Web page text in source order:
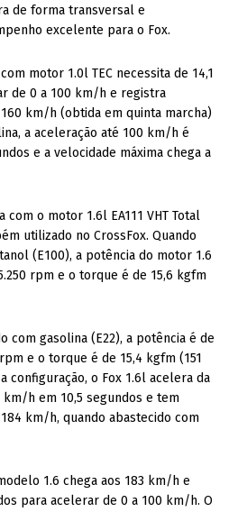
de forma transversal e
excelente para o Fox.
motor 1.0l TEC necessita de 14,1
de 0 a 100 km/h e registra
km/h (obtida em quinta marcha)
a aceleração até 100 km/h é
e a velocidade máxima chega a
com o motor 1.6l EA111 VHT Total
utilizado no CrossFox. Quando
(E100), a potência do motor 1.6
rpm e o torque é de 15,6 kgfm
com gasolina (E22), a potência é de
e o torque é de 15,4 kgfm (151
configuração, o Fox 1.6l acelera da
h em 10,5 segundos e tem
km/h, quando abastecido com
1.6 chega aos 183 km/h e
para acelerar de 0 a 100 km/h. O